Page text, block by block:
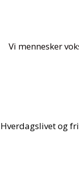
Vi mennesker
Hverdagslivet og